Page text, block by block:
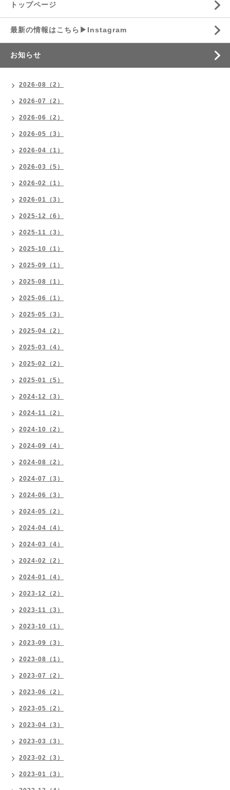
トップページ
最新の情報はこちら▶︎Instagram
お知らせ
2026-08（2）
2026-07（2）
2026-06（2）
2026-05（3）
2026-04（1）
2026-03（5）
2026-02（1）
2026-01（3）
2025-12（6）
2025-11（3）
2025-10（1）
2025-09（1）
2025-08（1）
2025-06（1）
2025-05（3）
2025-04（2）
2025-03（4）
2025-02（2）
2025-01（5）
2024-12（3）
2024-11（2）
2024-10（2）
2024-09（4）
2024-08（2）
2024-07（3）
2024-06（3）
2024-05（2）
2024-04（4）
2024-03（4）
2024-02（2）
2024-01（4）
2023-12（2）
2023-11（3）
2023-10（1）
2023-09（3）
2023-08（1）
2023-07（2）
2023-06（2）
2023-05（2）
2023-04（3）
2023-03（3）
2023-02（3）
2023-01（3）